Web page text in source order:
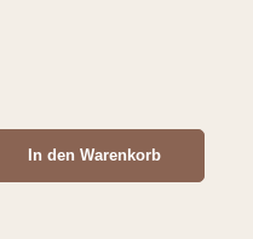
ein oder benutze die Schaltflächen um
In den Warenkorb